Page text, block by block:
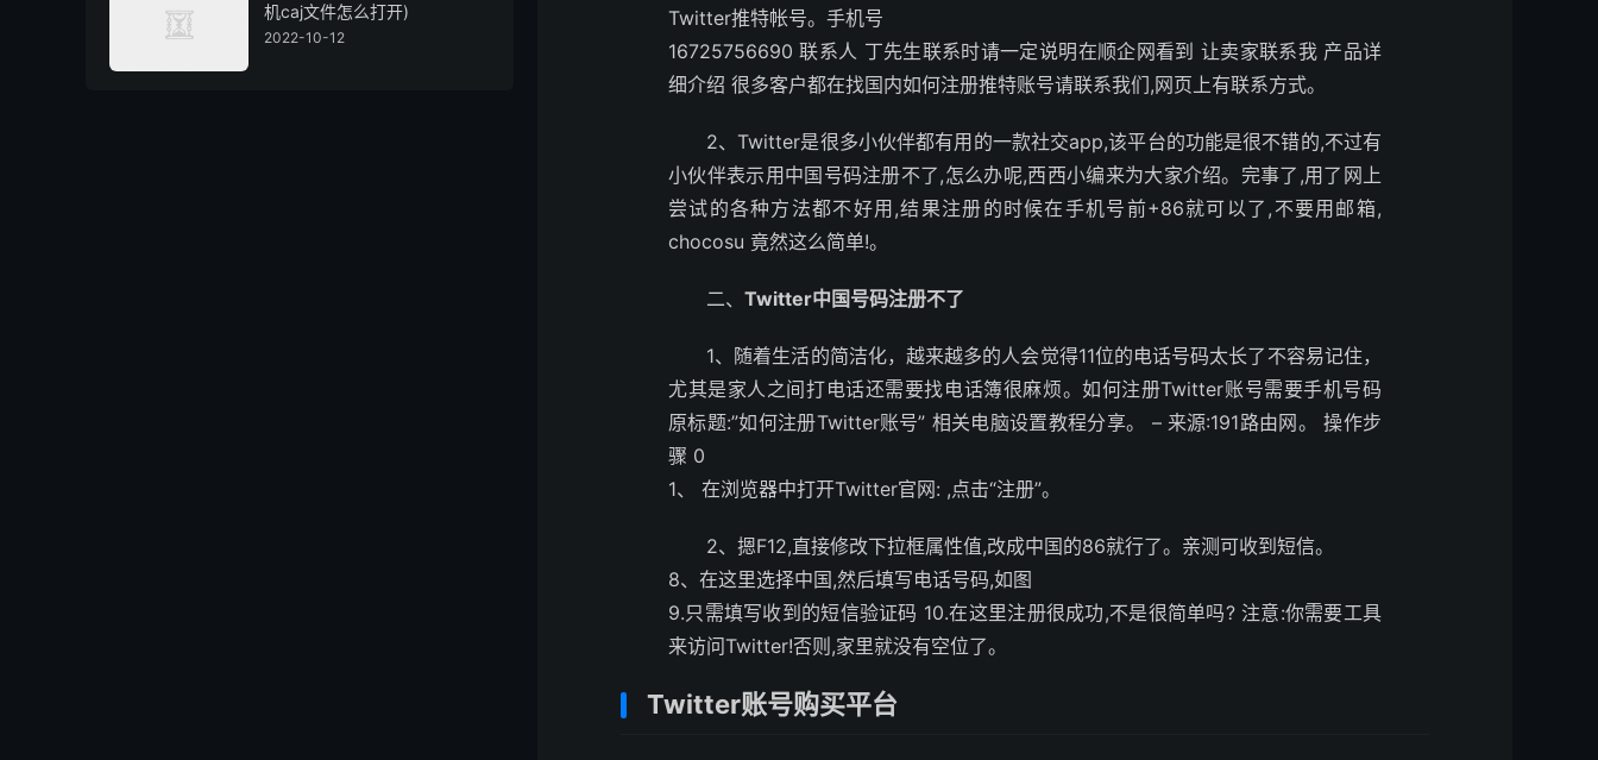
Twitter推特帐号。 手机号
16725756690 联系人 丁先生联系时请一定说明在顺企网看到 让卖家联系我 产品详
细介绍 很多客户都在找国内如何注册推特账号请联系我们,网页上有联系方式。
2、Twitter是很多小伙伴都有用的一款社交app,该平台的功能是很不错的,不过有
小伙伴表示用中国号码注册不了,怎么办呢,西西小编来为大家介绍。 完事了,用了网上
尝试的各种方法都不好用,结果注册的时候在手机号前+86就可以了,不要用邮箱,
chocosu 竟然这么简单!。
二、 Twitter中国号码注册不了
1、 随着生活的简洁化，越来越多的人会觉得11位的电话号码太长了不容易记住，
尤其是家人之间打电话还需要找电话簿很麻烦。如何注册Twitter账号需要手机号码
原标题:”如何注册Twitter账号” 相关电脑设置教程分享。 – 来源:191路由网。 操作步
骤 0
1、 在浏览器中打开Twitter官网: ,点击“注册”。
2、 摁F12,直接修改下拉框属性值,改成中国的86就行了。亲测可收到短信。
8、在这里选择中国,然后填写电话号码,如图
9.只需填写收到的短信验证码 10.在这里注册很成功,不是很简单吗? 注意:你需要工具
来访问Twitter!否则,家里就没有空位了。
Twitter账号购买平台
机caj文件怎么打开)
2022-10-12